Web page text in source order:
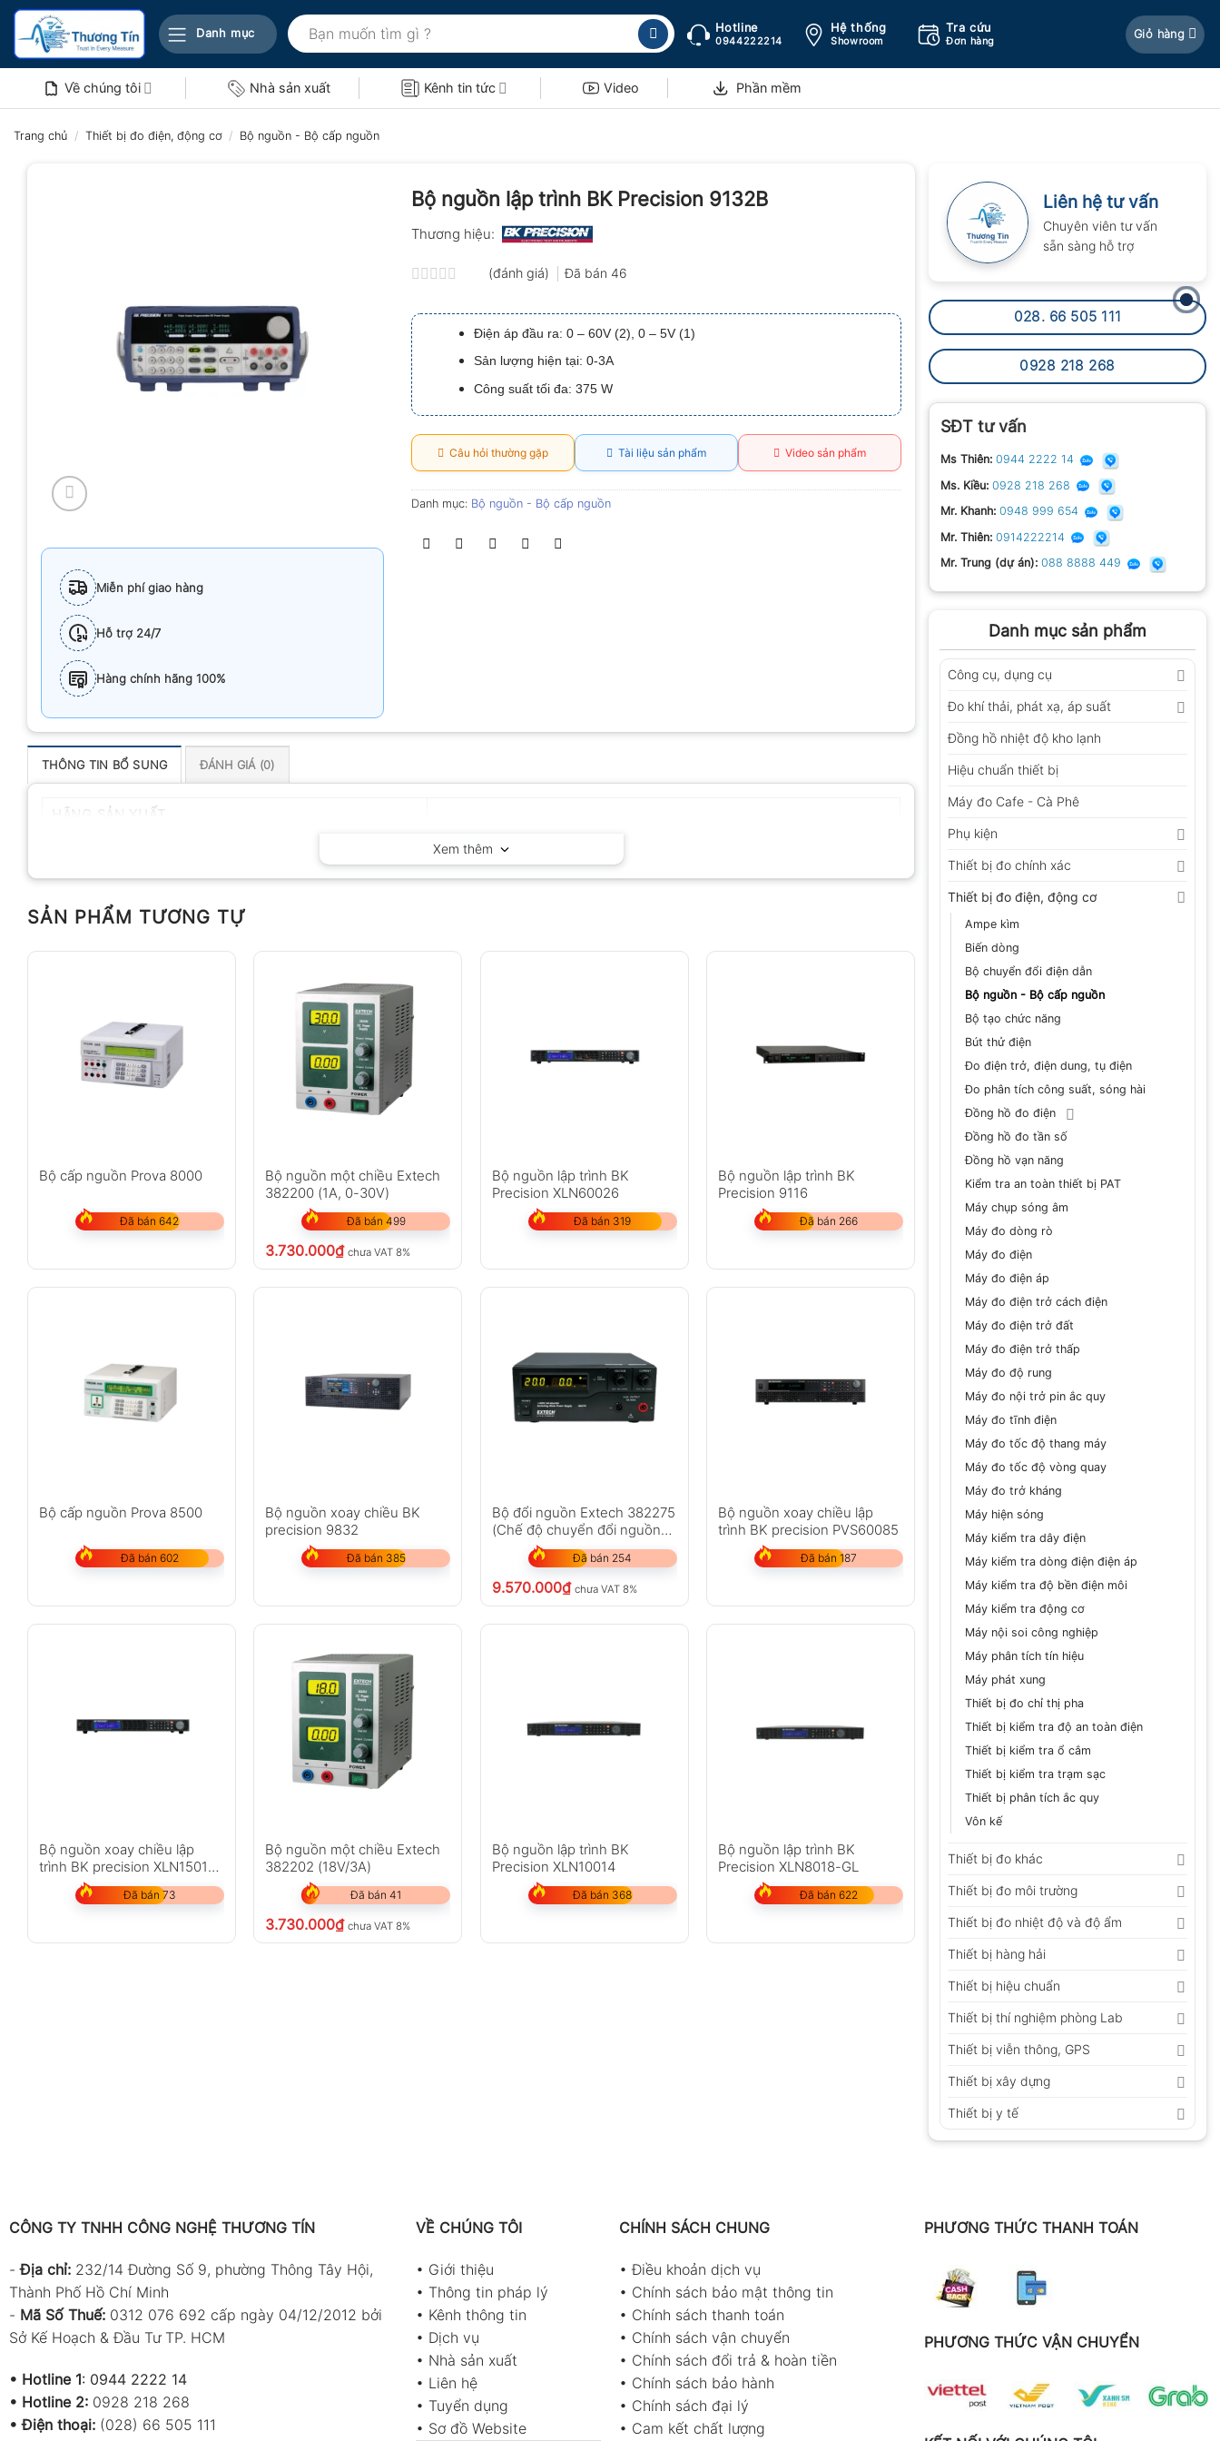
Bỏ
nội
Danh mục
Tìm
kiếm:
Hotline
0944222214
Hệ thống
Showroom
Tra cứu
Đơn hàng
Giỏ hàng
Về chúng tôi Nhà sản xuất Kênh tin tức Video Phần mềm
Trang chủ / Thiết bị đo điện, động cơ / Bộ nguồn - Bộ cấp nguồn
Liên hệ tư vấn
Chuyên viên tư vấn
sẵn sàng hỗ trợ
028. 66 505 111
0928 218 268
SĐT tư vấn
Ms Thiên: 0944 2222 14
Ms. Kiều: 0928 218 268
Mr. Khanh: 0948 999 654
Mr. Thiên: 0914222214
Mr. Trung (dự án): 088 8888 449
Danh mục sản phẩm
Công cụ, dụng cụ
Đo khí thải, phát xạ, áp suất
Đồng hồ nhiệt độ kho lạnh
Hiệu chuẩn thiết bị
Máy đo Cafe - Cà Phê
Phụ kiện
Thiết bị đo chính xác
Thiết bị đo điện, động cơ
Ampe kìm
Biến dòng
Bộ chuyển đổi điện dẫn
Bộ nguồn - Bộ cấp nguồn
Bộ tạo chức năng
Bút thử điện
Đo điện trở, điện dung, tụ điện
Đo phân tích công suất, sóng hài
Đồng hồ đo điện
Đồng hồ đo tần số
Đồng hồ vạn năng
Kiểm tra an toàn thiết bị PAT
Máy chụp sóng âm
Máy đo dòng rò
Máy đo điện
Máy đo điện áp
Máy đo điện trở cách điện
Máy đo điện trở đất
Máy đo điện trở thấp
Máy đo độ rung
Máy đo nội trở pin ắc quy
Máy đo tĩnh điện
Máy đo tốc độ thang máy
Máy đo tốc độ vòng quay
Máy đo trở kháng
Máy hiện sóng
Máy kiểm tra dây điện
Máy kiểm tra dòng điện điện áp
Máy kiểm tra độ bền điện môi
Máy kiểm tra động cơ
Máy nội soi công nghiệp
Máy phân tích tín hiệu
Máy phát xung
Thiết bị đo chỉ thị pha
Thiết bị kiểm tra độ an toàn điện
Thiết bị kiểm tra ổ cắm
Thiết bị kiểm tra trạm sạc
Thiết bị phân tích ắc quy
Vôn kế
Thiết bị đo khác
Thiết bị đo môi trường
Thiết bị đo nhiệt độ và độ ẩm
Thiết bị hàng hải
Thiết bị hiệu chuẩn
Thiết bị thí nghiệm phòng Lab
Thiết bị viễn thông, GPS
Thiết bị xây dựng
Thiết bị y tế
Miễn phí giao hàng
Hỗ trợ 24/7
Hàng chính hãng 100%
Bộ nguồn lập trình BK Precision 9132B
Thương hiệu:
xếp
hạng
0.0
5
sao
(đánh giá) Đã bán 46
Điện áp đầu ra: 0 – 60V (2), 0 – 5V (1)
Sản lượng hiện tại: 0-3A
Công suất tối đa: 375 W
Câu hỏi thường gặp Tài liệu sản phẩm Video sản phẩm
Danh mục: Bộ nguồn - Bộ cấp nguồn
THÔNG TIN BỔ SUNG ĐÁNH GIÁ (0)
Xem thêm
SẢN PHẨM TƯƠNG TỰ
Bộ cấp nguồn Prova 8000
Đã bán 642
Bộ nguồn một chiều Extech
382200 (1A, 0-30V)
Đã bán 499
3.730.000₫ chưa VAT 8%
Bộ nguồn lập trình BK
Precision XLN60026
Đã bán 319
Bộ nguồn lập trình BK
Precision 9116
Đã bán 266
Bộ cấp nguồn Prova 8500
Đã bán 602
Bộ nguồn xoay chiều BK
precision 9832
Đã bán 385
Bộ đổi nguồn Extech 382275
(Chế độ chuyển đổi nguồn
DC 120V, 600W)
Đã bán 254
9.570.000₫ chưa VAT 8%
Bộ nguồn xoay chiều lập
trình BK precision PVS60085
Đã bán 187
Bộ nguồn xoay chiều lập
trình BK precision XLN15010-
Đã bán 73
Bộ nguồn một chiều Extech
382202 (18V/3A)
Đã bán 41
3.730.000₫ chưa VAT 8%
Bộ nguồn lập trình BK
Precision XLN10014
Đã bán 368
Bộ nguồn lập trình BK
Precision XLN8018-GL
Đã bán 622
CÔNG TY TNHH CÔNG NGHỆ THƯƠNG TÍN
-Địa chỉ: 232/14 Đường Số 9, phường Thông Tây Hội,
Thành Phố Hồ Chí Minh
- Mã Số Thuế: 0312 076 692 cấp ngày 04/12/2012 bởi
Sở Kế Hoạch & Đầu Tư TP. HCM
• Hotline 1: 0944 2222 14
• Hotline 2: 0928 218 268
• Điện thoại: (028) 66 505 111
VỀ CHÚNG TÔI
• Giới thiệu
• Thông tin pháp lý
• Kênh thông tin
• Dịch vụ
• Nhà sản xuất
• Liên hệ
• Tuyển dụng
• Sơ đồ Website
CHÍNH SÁCH CHUNG
•Điều khoản dịch vụ
• Chính sách bảo mật thông tin
• Chính sách thanh toán
• Chính sách vận chuyển
• Chính sách đổi trả & hoàn tiền
• Chính sách bảo hành
• Chính sách đại lý
• Cam kết chất lượng
PHƯƠNG THỨC THANH TOÁN
PHƯƠNG THỨC VẬN CHUYỂN